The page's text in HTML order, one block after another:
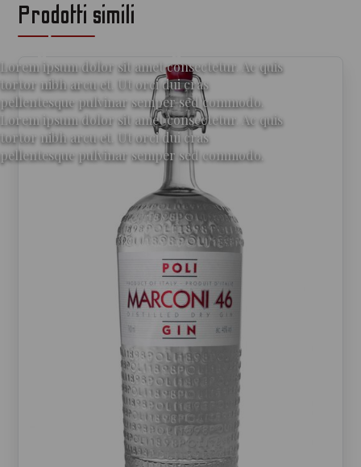
per gli amanti del gin
Lorem ipsum dolor sit amet consectetur. Ac quis
tortor nibh arcu et. Ut orci dui cras
pellentesque pulvinar semper sed commodo.
Lorem ipsum dolor sit amet consectetur. Ac quis
tortor nibh arcu et. Ut orci dui cras
pellentesque pulvinar semper sed commodo.
Prodotti simili